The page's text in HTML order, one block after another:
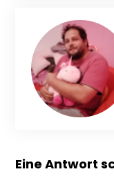
Eine Antwort